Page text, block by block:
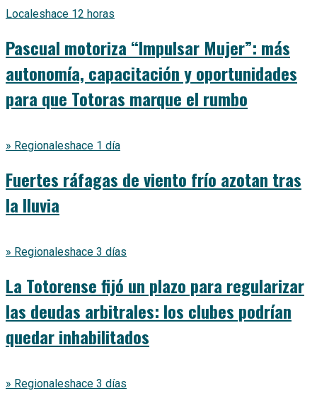
Localeshace 12 horas
Pascual motoriza “Impulsar Mujer”: más
autonomía, capacitación y oportunidades
para que Totoras marque el rumbo
» Regionaleshace 1 día
Fuertes ráfagas de viento frío azotan tras
la lluvia
» Regionaleshace 3 días
La Totorense fijó un plazo para regularizar
las deudas arbitrales: los clubes podrían
quedar inhabilitados
» Regionaleshace 3 días